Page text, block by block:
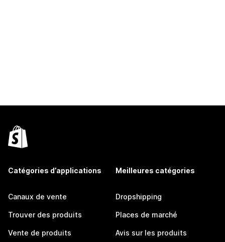
Catégories d’applications
Canaux de vente
Trouver des produits
Vente de produits
Meilleures catégories
Dropshipping
Places de marché
Avis sur les produits